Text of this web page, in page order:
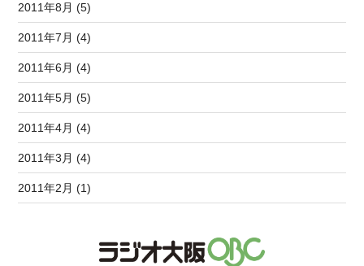
2011年8月 (5)
2011年7月 (4)
2011年6月 (4)
2011年5月 (5)
2011年4月 (4)
2011年3月 (4)
2011年2月 (1)